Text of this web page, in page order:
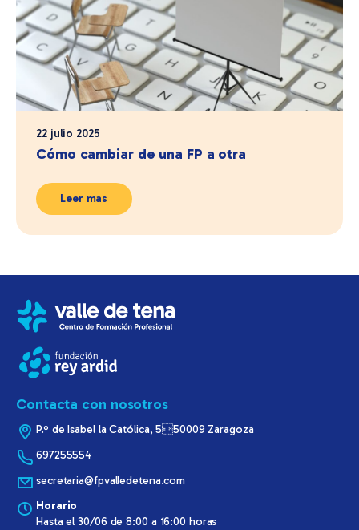
22 julio 2025
Cómo cambiar de una FP a otra
Leer mas
Contacta con nosotros
P.º de Isabel la Católica, 550009 Zaragoza
697255554
secretaria@fpvalledetena.com
Horario
Hasta el 30/06 de 8:00 a 16:00 horas